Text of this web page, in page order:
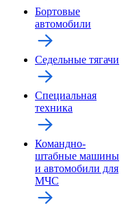
Бортовые
автомобили
Седельные тягачи
Специальная
техника
Командно-
штабные машины
и автомобили для
МЧС